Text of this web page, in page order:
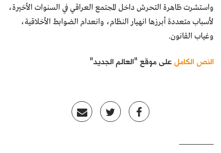
واستشرت ظاهرة التحرش داخل المجتمع العراقي في السنوات الأخيرة،
لأسباب متعددة أبرزها انهيار النظام، وانعدام الضوابط الأخلاقية،
وغياب القانون.
النص الكامل على موقع "العالم الجديد"